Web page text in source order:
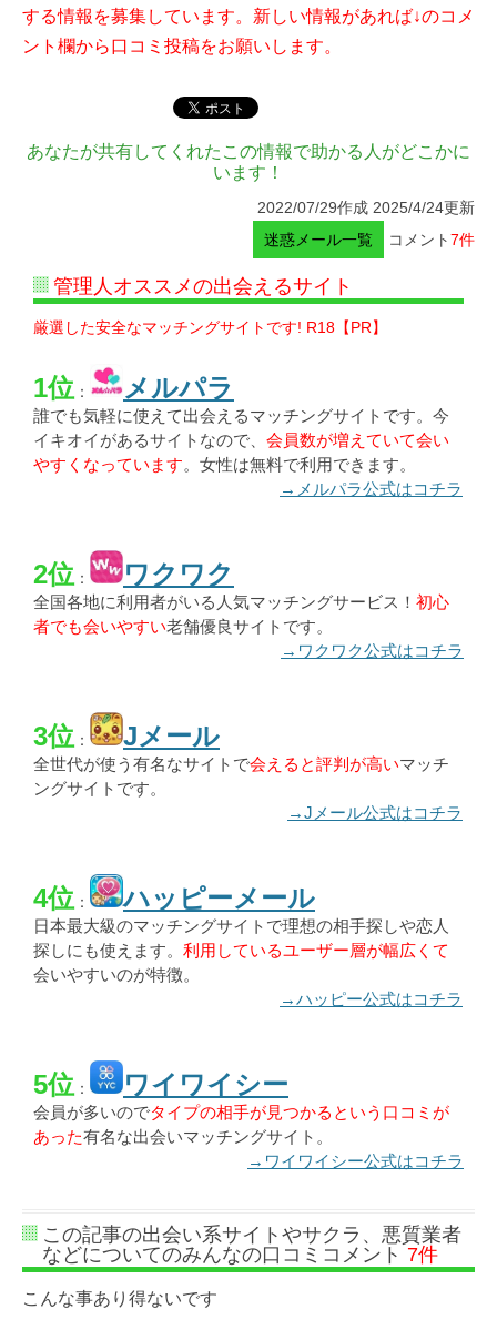
する情報を募集しています。新しい情報があれば↓のコメ
ント欄から口コミ投稿をお願いします。
あなたが共有してくれたこの情報で助かる人がどこかに
います！
2022/07/29作成 2025/4/24更新
迷惑メール一覧
コメント7件
管理人オススメの出会えるサイト
厳選した安全なマッチングサイトです! R18【PR】
1位： メルパラ
誰でも気軽に使えて出会えるマッチングサイトです。今
イキオイがあるサイトなので、 会員数が増えていて会い
やすくなっています。女性は無料で利用できます。
→メルパラ公式はコチラ
2位： ワクワク
全国各地に利用者がいる人気マッチングサービス！ 初心
者でも会いやすい老舗優良サイトです。
→ワクワク公式はコチラ
3位： Jメール
全世代が使う有名なサイトで会えると評判が高いマッチ
ングサイトです。
→Jメール公式はコチラ
4位： ハッピーメール
日本最大級のマッチングサイトで理想の相手探しや恋人
探しにも使えます。 利用しているユーザー層が幅広くて
会いやすいのが特徴。
→ハッピー公式はコチラ
5位： ワイワイシー
会員が多いのでタイプの相手が見つかるという口コミが
あった有名な出会いマッチングサイト。
→ワイワイシー公式はコチラ
この記事の出会い系サイトやサクラ、悪質業者
などについてのみんなの口コミコメント 7件
こんな事あり得ないです